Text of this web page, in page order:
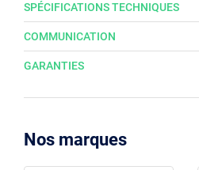
SPÉCIFICATIONS TECHNIQUES
COMMUNICATION
GARANTIES
Nos marques